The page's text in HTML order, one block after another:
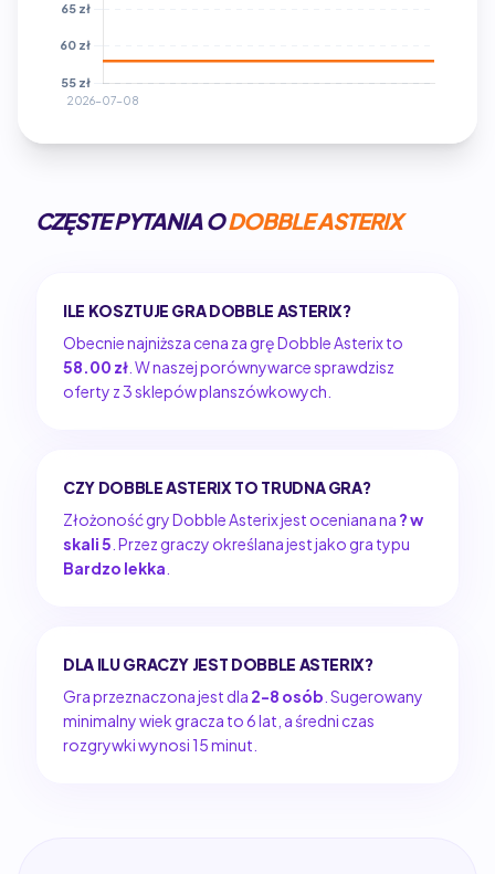
CZĘSTE PYTANIA ODOBBLE ASTERIX
ILE KOSZTUJE GRA DOBBLE ASTERIX?
Obecnie najniższa cena za grę Dobble Asterix to
58.00 zł . W naszej porównywarce sprawdzisz
oferty z 3 sklepów planszówkowych.
CZY DOBBLE ASTERIX TO TRUDNA GRA?
Złożoność gry Dobble Asterix jest oceniana na ? w
skali 5 . Przez graczy określana jest jako gra typu
Bardzo lekka
DLA ILU GRACZY JEST DOBBLE ASTERIX?
Gra przeznaczona jest dla 2-8 osób . Sugerowany
minimalny wiek gracza to 6 lat, a średni czas
rozgrywki wynosi 15 minut.